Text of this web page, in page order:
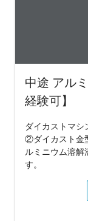
中途 アル
経験可】
ダイカストマ
②ダイカスト金
ルミニウム溶解
す。